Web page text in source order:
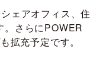
ェアオフィス、住
さらにPOWER
拡充予定です。